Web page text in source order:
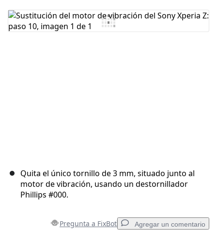
Agregar Comentario
Quita el único tornillo de 3 mm, situado junto al
motor de vibración, usando un destornillador
Phillips #000.
Pregunta a FixBot Agregar un comentario